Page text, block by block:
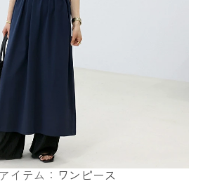
イテム： ワンピース